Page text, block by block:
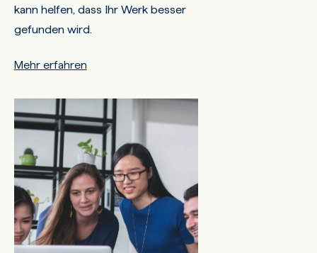
kann helfen, dass Ihr Werk besser
gefunden wird.
Mehr erfahren